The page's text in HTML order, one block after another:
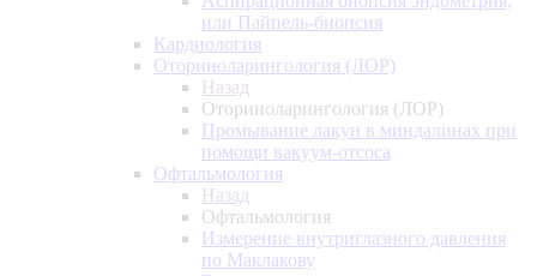
или Пайпель-биопсия
Кардиология
Оториноларингология (ЛОР)
Назад
Оториноларингология (ЛОР)
Промывание лакун в миндалинах при
помощи вакуум-отсоса
Офтальмология
Назад
Офтальмология
Измерение внутриглазного давления
по Маклакову